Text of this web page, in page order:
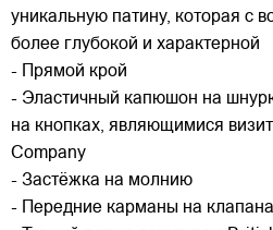
уникальную патину, которая с
более глубокой и характерной
- Прямой крой
- Эластичный капюшон на
на кнопках, являющимися
Company
- Застёжка на молнию
- Передние карманы на